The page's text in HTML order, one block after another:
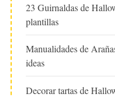
23 Guirnaldas de
plantillas
Manualidades de
ideas
Decorar tartas de